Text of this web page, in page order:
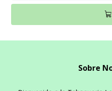
Sobre